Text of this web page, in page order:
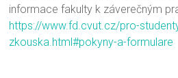
informace fakulty k záverečným
https://www.fd.cvut.cz/pro-
zkouska.html#pokyny-a-formulare